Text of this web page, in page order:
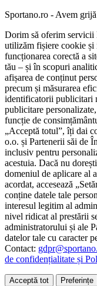
Sportano.ro - Avem
Dorim să oferim servicii
utilizăm fișiere cookie
funcționarea corectă a
tău – și în scopuri
afișarea de conținut
precum și măsurarea
identificatorii publicitari
publicitare
funcție de
„Acceptă totul”, îți dai
o.o. și Partenerii săi de
inclusiv pentru
acestuia. Dacă nu
domeniul de aplicare al
acordat, accesează
conține datele tale
interesul legitim al
nivel ridicat al prestării
administratorului și ale
datelor tale cu caracter
Contact:
de confidențialitate și
Acceptă tot Preferințe